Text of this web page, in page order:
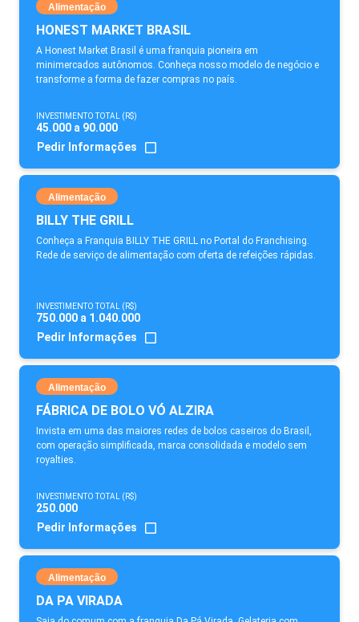
Alimentação
HONEST MARKET BRASIL
A Honest Market Brasil é uma franquia pioneira em
minimercados autônomos. Conheça nosso modelo de negócio e
transforme a forma de fazer compras no país.
INVESTIMENTO TOTAL (R$)
45.000 a 90.000
Pedir Informações
Alimentação
BILLY THE GRILL
Conheça a Franquia BILLY THE GRILL no Portal do Franchising.
Rede de serviço de alimentação com oferta de refeições rápidas.
INVESTIMENTO TOTAL (R$)
750.000 a 1.040.000
Pedir Informações
Alimentação
FÁBRICA DE BOLO VÓ ALZIRA
Invista em uma das maiores redes de bolos caseiros do Brasil,
com operação simplificada, marca consolidada e modelo sem
royalties.
INVESTIMENTO TOTAL (R$)
250.000
Pedir Informações
Alimentação
DA PA VIRADA